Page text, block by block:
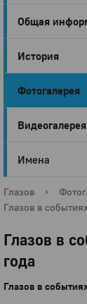
Город
Глазов
Общая
История
Фотогалерея
Видеогалерея
Имена
Глазов ›
Глазов в
Глазов в
года
Глазов в